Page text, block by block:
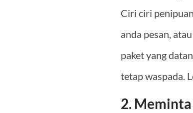
Ciri ciri
anda pesan,
paket yang
tetap waspada.
2.